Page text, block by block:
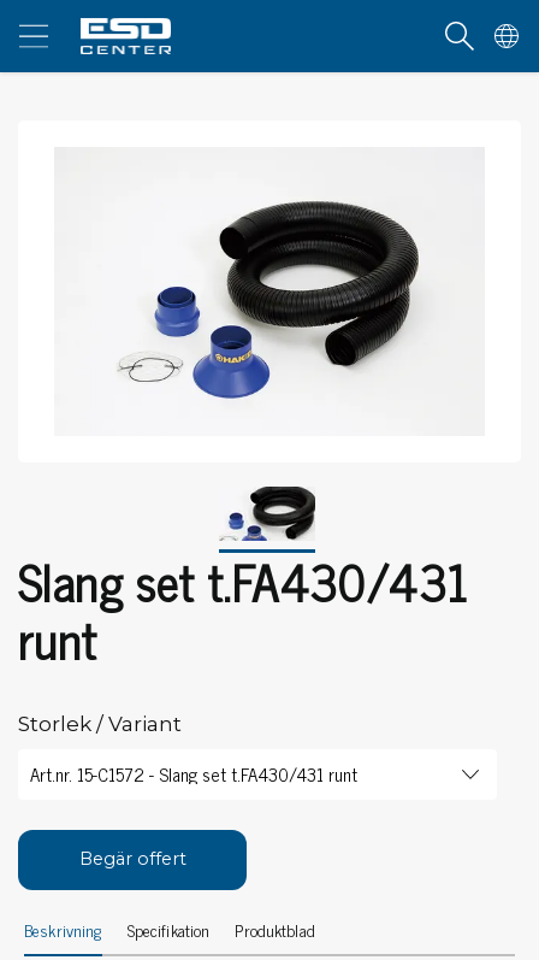
Slang set t.FA430/431
runt
Storlek / Variant
Begär offert
Beskrivning Specifikation Produktblad